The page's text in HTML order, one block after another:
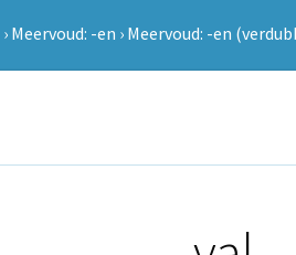
› Meervoud: -en › Meervoud: -en